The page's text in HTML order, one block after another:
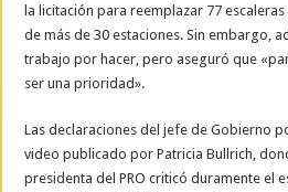
la licitación para reemplazar 77
de más de 30 estaciones. Sin embargo,
trabajo por hacer, pero aseguró que
ser una prioridad».
Las declaraciones del jefe de Gobierno
video publicado por Patricia Bullrich,
presidenta del PRO criticó duramente el